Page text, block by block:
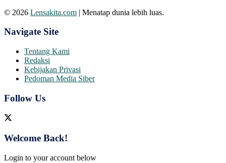
© 2026 Lensakita.com | Menatap dunia lebih luas.
Navigate Site
Tentang Kami
Redaksi
Kebijakan Privasi
Pedoman Media Siber
Follow Us
Welcome Back!
Login to your account below